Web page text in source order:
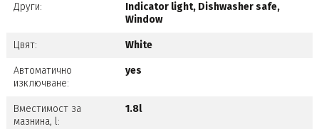
Други:
Indicator light, Dishwasher safe,
Window
Цвят: White
Автоматично
изключване:
yes
Вместимост за
мазнина, l:
1.8l